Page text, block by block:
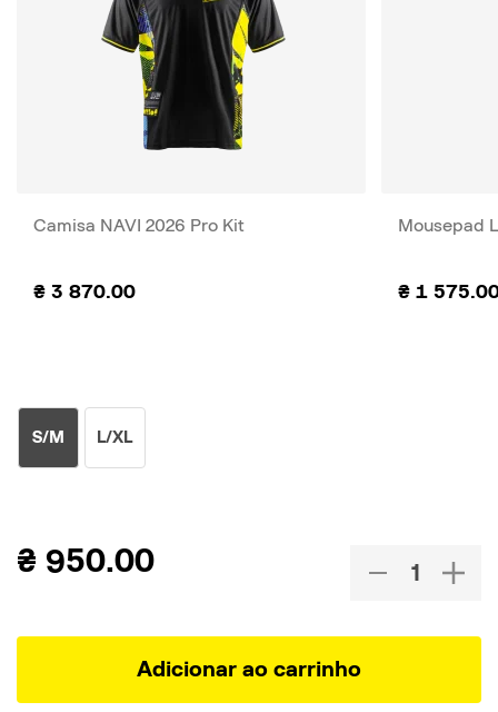
Camisa NAVI 2026 Pro Kit
₴ 3 870.00
Mousepad
₴ 1
S/M L/XL
₴ 950.00
Adicionar ao carrinho